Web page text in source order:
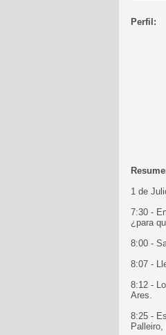
Perfil:
1 de
7:30 -
¿para
8:00 -
8:07 -
8:12 -
Ares.
8:25 -
Palleiro,